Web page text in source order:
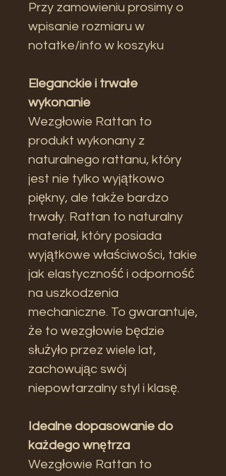
Przy zamowieniu prosimy o
wpisanie rozmiaru w
notatke/info w koszyku
Eleganckie i trwałe
wykonanie
Wezgłowie Rattan to
produkt wykonany z
naturalnego rattanu, który
jest nie tylko wyjątkowo
piękny, ale także bardzo
trwały. Rattan to naturalny
materiał, który posiada
wyjątkowe właściwości, takie
jak elastyczność i odporność
na uszkodzenia
mechaniczne. To gwarantuje,
że to wezgłowie będzie
służyło przez wiele lat,
zachowując swój
niepowtarzalny styl i klasę.
Idealne dopasowanie do
każdego wnętrza
Wezgłowie Rattan to